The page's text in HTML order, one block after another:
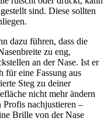
sind. Diese sollten
dazu führen, dass die
zu eng,
an der Nase. Ist er
für eine Fassung aus
Steg zu deiner
nicht mehr ändern
nachjustieren –
Brille von der Nase